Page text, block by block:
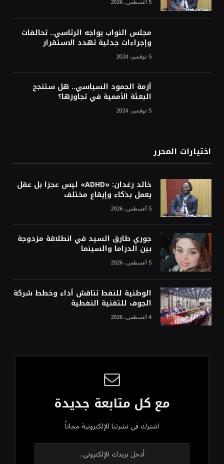
5 أغسطس، 2026
مجلس النواب يواجه الرئاسي.. تحالفات
وإجراءات جدلية تهدد الاستقرار
5 نوفمبر، 2024
أزمة الجمود السياسي.. هل ستنجح
البعثة الأممية في تجاوزها؟
5 نوفمبر، 2024
اختيارات المحرر
خالد رغدان: «ADHD» ليس عجزا بل عقل
يعمل بذكاء وإيقاع مختلف
5 أغسطس، 2026
جوري طارق السيد في انطلاقة مزدوجة
بين الدراما والسينما
5 أغسطس، 2026
الوطنية للنفط تناقش أداء وخطط شركة
الجوف للتقنية النفطية
4 أغسطس، 2026
مع كل متابعة جديدة
اشترك في نشرتنا الإلكترونية مجاناً